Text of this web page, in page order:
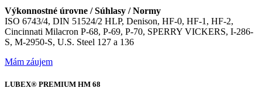
Výkonnostné úrovne / Súhlasy / Normy
ISO 6743/4, DIN 51524/2 HLP, Denison, HF-0, HF-1, HF-2,
Cincinnati Milacron P-68, P-69, P-70, SPERRY VICKERS, I-286-
S, M-2950-S, U.S. Steel 127 a 136
Mám záujem
LUBEX® PREMIUM HM 68